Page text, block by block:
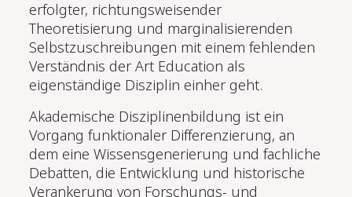
erfolgter, richtungsweisender
Theoretisierung und marginalisierenden
Selbstzuschreibungen mit einem fehlenden
Verständnis der Art Education als
eigenständige Disziplin einher geht.
Akademische Disziplinenbildung ist ein
Vorgang funktionaler Differenzierung, an
dem eine Wissensgenerierung und fachliche
Debatten, die Entwicklung und historische
Verankerung von Forschungs- und